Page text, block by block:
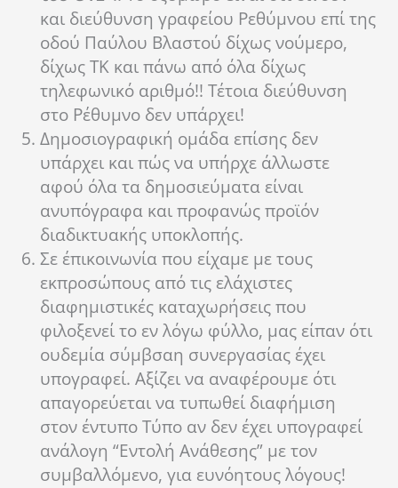
και διεύθυνση γραφείου Ρεθύμνου επί της
οδού Παύλου Βλαστού δίχως νούμερο,
δίχως ΤΚ και πάνω από όλα δίχως
τηλεφωνικό αριθμό!! Τέτοια διεύθυνση
στο Ρέθυμνο δεν υπάρχει!
Δημοσιογραφική ομάδα επίσης δεν
υπάρχει και πώς να υπήρχε άλλωστε
αφού όλα τα δημοσιεύματα είναι
ανυπόγραφα και προφανώς προϊόν
διαδικτυακής υποκλοπής.
Σε έπικοινωνία που είχαμε με τους
εκπροσώπους από τις ελάχιστες
διαφημιστικές καταχωρήσεις που
φιλοξενεί το εν λόγω φύλλο, μας είπαν ότι
ουδεμία σύμβσαη συνεργασίας έχει
υπογραφεί. Αξίζει να αναφέρουμε ότι
απαγορεύεται να τυπωθεί διαφήμιση
στον έντυπο Τύπο αν δεν έχει υπογραφεί
ανάλογη “Εντολή Ανάθεσης” με τον
συμβαλλόμενο, για ευνόητους λόγους!